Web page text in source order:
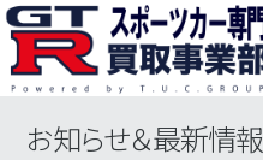
3ステップのカンタン査定
お知らせ＆最新情報